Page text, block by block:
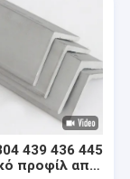
439 436 445
προφίλ από